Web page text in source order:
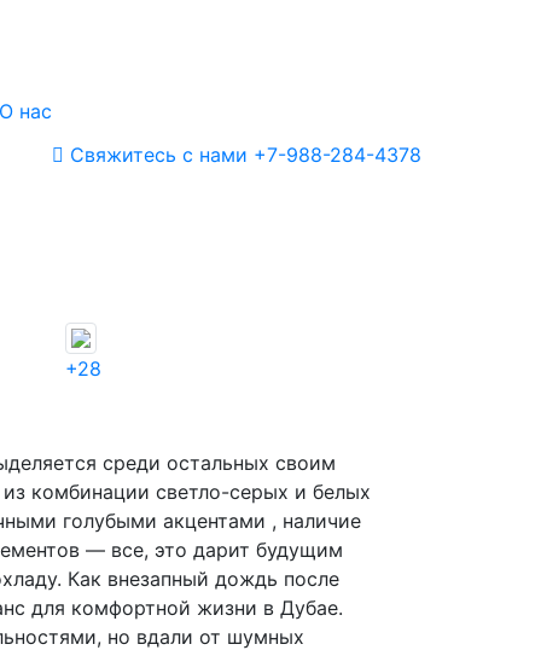
О нас
Свяжитесь с нами +7-988-284-4378
+28
среди остальных своим
комбинации светло-серых и белых
голубыми акцентами , наличие
— все, это дарит будущим
Как внезапный дождь после
для комфортной жизни в Дубае.
но вдали от шумных